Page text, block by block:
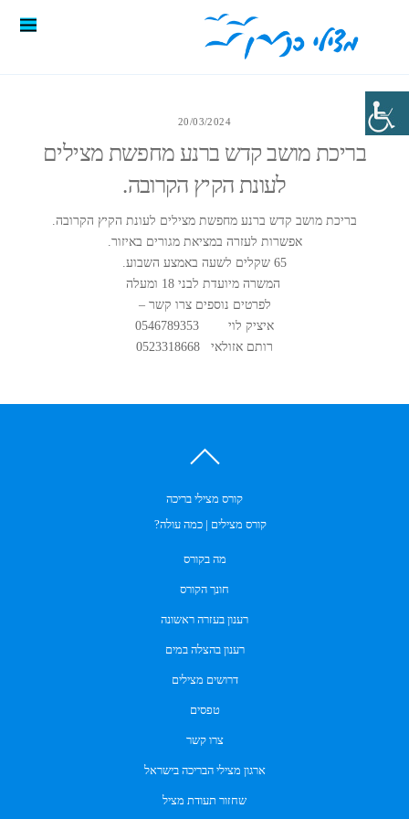
20/03/2024
בריכת מושב קדש ברנע מחפשת מצילים
לעונת הקיץ הקרובה.
בריכת מושב קדש ברנע מחפשת מצילים לעונת הקיץ הקרובה.
אפשרות לעזרה במציאת מגורים באיזור.
65 שקלים לשעה באמצע השבוע.
המשרה מיועדת לבני 18 ומעלה
לפרטים נוספים צרו קשר –
איציק לוי 0546789353
רותם אזולאי 0523318668
קורס מצילי בריכה
קורס מצילים | כמה עולה?
מה בקורס
חונך הקורס
רענון בעזרה ראשונה
רענון בהצלה במים
דרושים מצילים
טפסים
צרו קשר
ארגון מצילי הבריכה בישראל
שחזור תעודת מציל